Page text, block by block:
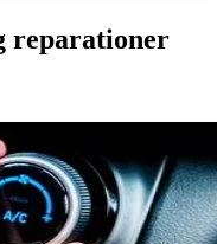
reparationer